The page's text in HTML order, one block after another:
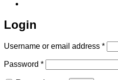
Login
Username or email address *
Password *Required